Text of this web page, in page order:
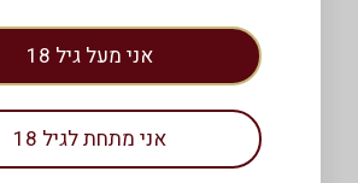
אירופה הקלאסית
₪299.00
למארז
הוספה
אני מעל גיל 18
אני מתחת לגיל 18